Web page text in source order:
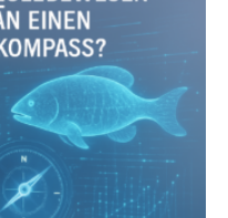
Die Überblicksstudie
Communications Earth
Studie fasst bestehende
und interpretiert sie
aus hydrothermalen
ganze Ozeanbecken